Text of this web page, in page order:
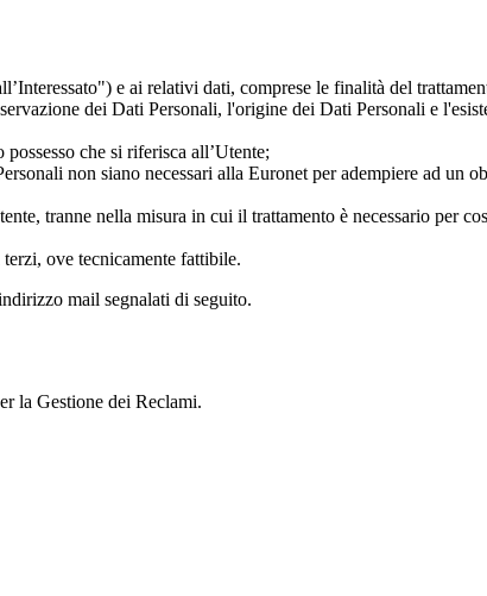
e ai relativi dati, comprese le finalità del
dei Dati Personali, l'origine dei Dati Personali e
che si riferisca all’Utente;
non siano necessari alla Euronet per adempiere ad un
tranne nella misura in cui il trattamento è necessario per
ove tecnicamente fattibile.
mail segnalati di seguito.
la Gestione dei Reclami.